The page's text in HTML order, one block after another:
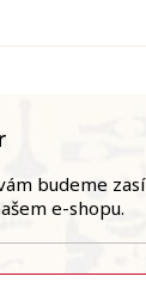
budeme
e-shopu.